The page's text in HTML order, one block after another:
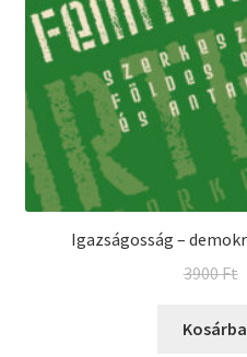
Igazságosság –
3900Ft